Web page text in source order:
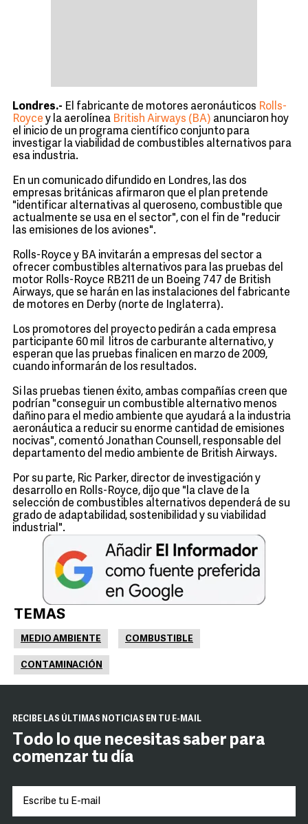
Londres.- El fabricante de motores aeronáuticos Rolls-
Royce y la aerolínea British Airways (BA) anunciaron hoy
el inicio de un programa científico conjunto para
investigar la viabilidad de combustibles alternativos para
esa industria.
En un comunicado difundido en Londres, las dos
empresas británicas afirmaron que el plan pretende
"identificar alternativas al queroseno, combustible que
actualmente se usa en el sector", con el fin de "reducir
las emisiones de los aviones".
Rolls-Royce y BA invitarán a empresas del sector a
ofrecer combustibles alternativos para las pruebas del
motor Rolls-Royce RB211 de un Boeing 747 de British
Airways, que se harán en las instalaciones del fabricante
de motores en Derby (norte de Inglaterra).
Los promotores del proyecto pedirán a cada empresa
participante 60 mil litros de carburante alternativo, y
esperan que las pruebas finalicen en marzo de 2009,
cuando informarán de los resultados.
Si las pruebas tienen éxito, ambas compañías creen que
podrían "conseguir un combustible alternativo menos
dañino para el medio ambiente que ayudará a la industria
aeronáutica a reducir su enorme cantidad de emisiones
nocivas", comentó Jonathan Counsell, responsable del
departamento del medio ambiente de British Airways.
Por su parte, Ric Parker, director de investigación y
desarrollo en Rolls-Royce, dijo que "la clave de la
selección de combustibles alternativos dependerá de su
grado de adaptabilidad, sostenibilidad y su viabilidad
industrial".
TEMAS
MEDIO AMBIENTE COMBUSTIBLE
CONTAMINACIÓN
RECIBE LAS ÚLTIMAS NOTICIAS EN TU E-MAIL
Todo lo que necesitas saber para
comenzar tu día